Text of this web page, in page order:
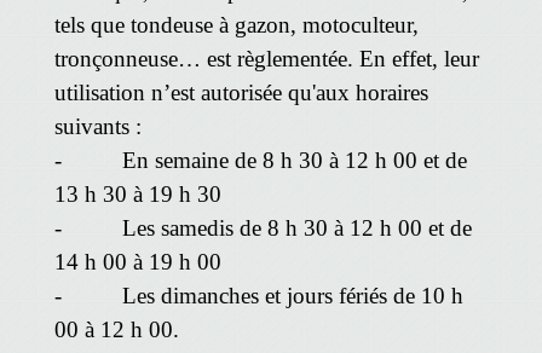
tels que tondeuse à gazon, motoculteur,
tronçonneuse… est règlementée. En effet, leur
utilisation n’est autorisée qu'aux horaires
suivants :
- En semaine de 8 h 30 à 12 h 00 et de
13 h 30 à 19 h 30
- Les samedis de 8 h 30 à 12 h 00 et de
14 h 00 à 19 h 00
- Les dimanches et jours fériés de 10 h
00 à 12 h 00.